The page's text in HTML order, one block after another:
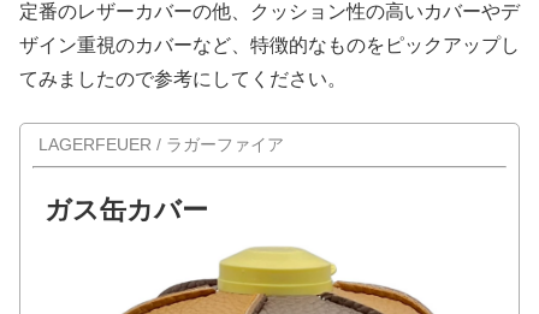
定番のレザーカバーの他、クッション性の高いカバーやデ
ザイン重視のカバーなど、特徴的なものをピックアップし
てみましたので参考にしてください。
LAGERFEUER / ラガーファイア
ガス缶カバー